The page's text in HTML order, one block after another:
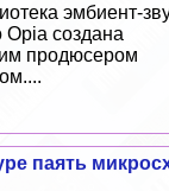
эмбиент-
Opia создана
продюсером
паять